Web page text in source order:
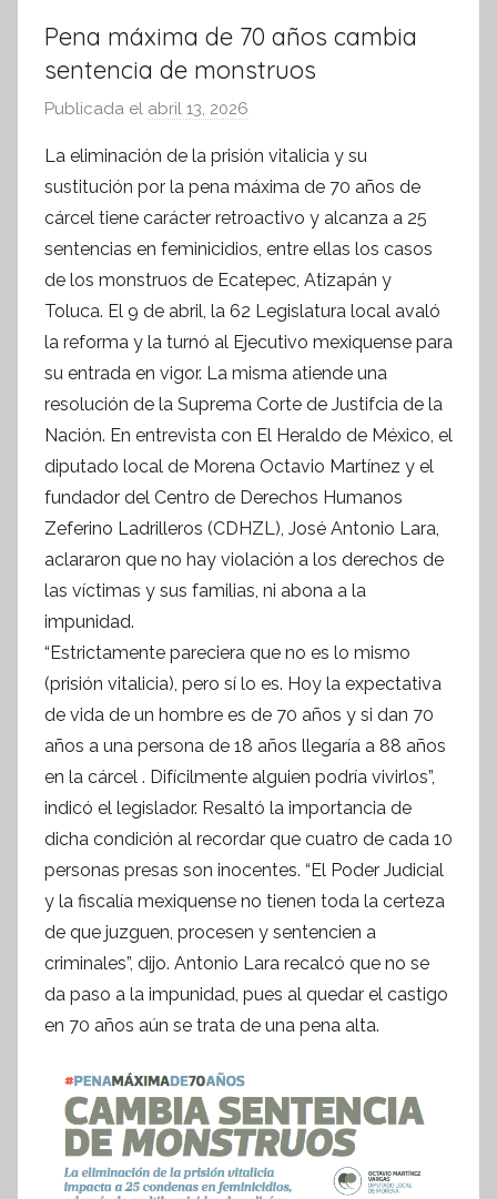
Pena máxima de 70 años cambia
sentencia de monstruos
Publicada el abril 13, 2026
r
S
í
n
t
e
s
i
s
r
m
a
i
v
a
La eliminación de la prisión vitalicia y su
sustitución por la pena máxima de 70 años de
cárcel tiene carácter retroactivo y alcanza a 25
sentencias en feminicidios, entre ellas los casos
de los monstruos de Ecatepec, Atizapán y
Toluca. El 9 de abril, la 62 Legislatura local avaló
la reforma y la turnó al Ejecutivo mexiquense para
su entrada en vigor. La misma atiende una
resolución de la Suprema Corte de Justifcia de la
Nación. En entrevista con El Heraldo de México, el
diputado local de Morena Octavio Martínez y el
fundador del Centro de Derechos Humanos
Zeferino Ladrilleros (CDHZL), José Antonio Lara,
aclararon que no hay violación a los derechos de
las víctimas y sus familias, ni abona a la
impunidad.
“Estrictamente pareciera que no es lo mismo
(prisión vitalicia), pero sí lo es. Hoy la expectativa
de vida de un hombre es de 70 años y si dan 70
años a una persona de 18 años llegaría a 88 años
en la cárcel . Difícilmente alguien podría vivirlos”,
indicó el legislador. Resaltó la importancia de
dicha condición al recordar que cuatro de cada 10
personas presas son inocentes. “El Poder Judicial
y la fiscalía mexiquense no tienen toda la certeza
de que juzguen, procesen y sentencien a
criminales”, dijo. Antonio Lara recalcó que no se
da paso a la impunidad, pues al quedar el castigo
en 70 años aún se trata de una pena alta.